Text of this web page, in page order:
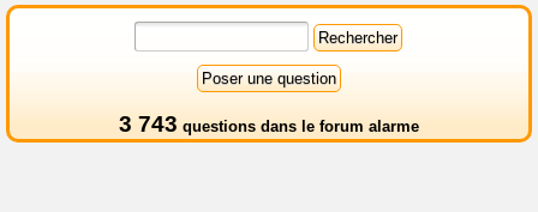
3 743 questions dans le forum alarme